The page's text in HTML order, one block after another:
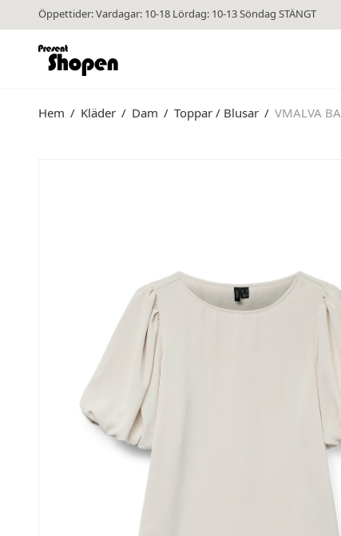
Öppettider: Vardagar: 10-18 Lördag: 10-13 Söndag STÄNGT
Hem / Kläder / Dam / Toppar / Blusar / VMALVA